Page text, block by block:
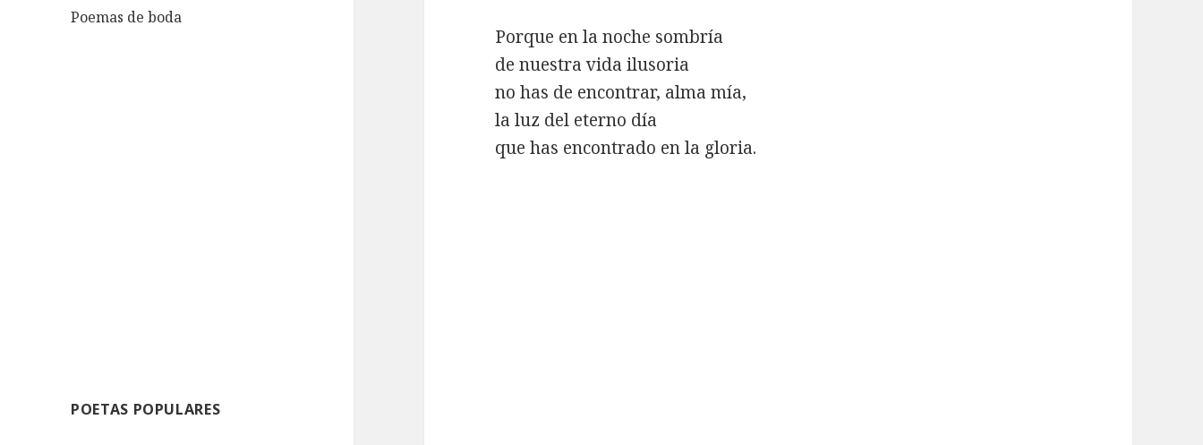
Poemas de boda
POETAS POPULARES
Porque en la noche sombría
de nuestra vida ilusoria
no has de encontrar, alma mía,
la luz del eterno día
que has encontrado en la gloria.